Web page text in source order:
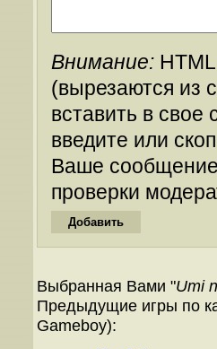
Внимание:
(вырезаются из
вставить в
введите или
Ваше
проверки
Выбранная Вами "Umi
Предыдущие игры по
Gameboy):